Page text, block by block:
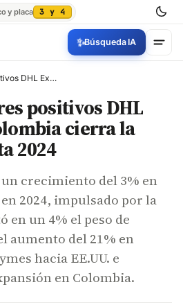
y placa 3 y 4
✨Búsqueda IA
Con indicadores positivos DHL Express en Colombia cierra la temporada alta 2024
positivos DHL
cierra la
2024
crecimiento del 3% en
2024, impulsado por la
en un 4% el peso de
aumento del 21% en
hacia EE.UU. e
en Colombia.